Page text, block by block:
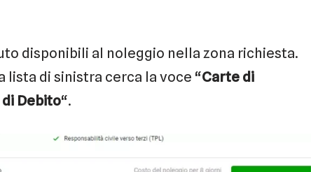
disponibili al noleggio nella zona richiesta.
lista di sinistra cerca la voce “Carte di
Debito“.